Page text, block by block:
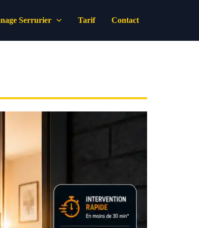
Serrurier Tarif Contact